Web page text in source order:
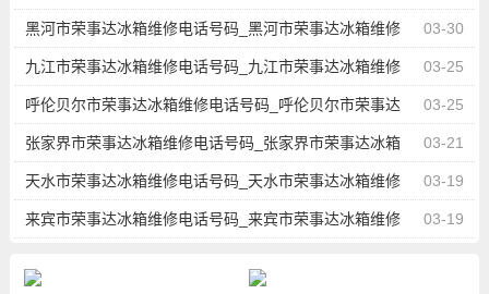
点地址查询 03-30
黑河市荣事达冰箱维修电话号码_黑河市荣事达冰箱维修
点地址查询 03-25
九江市荣事达冰箱维修电话号码_九江市荣事达冰箱维修
点地址查询 03-25
呼伦贝尔市荣事达冰箱维修电话号码_呼伦贝尔市荣事达
冰箱维修点地址查询 03-21
张家界市荣事达冰箱维修电话号码_张家界市荣事达冰箱
维修点地址查询 03-19
天水市荣事达冰箱维修电话号码_天水市荣事达冰箱维修
点地址查询 03-19
来宾市荣事达冰箱维修电话号码_来宾市荣事达冰箱维修